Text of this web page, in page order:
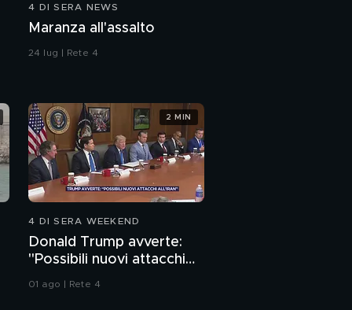
Le testimonianze dei
Tonno rosso alla salsa
di soia
L'oroscopo di Ada
4 DI SERA NEWS
Maranza all'assalto
24 lug | Rete 4
4 DI SERA WEEKEND
Donald Trump avverte:
"Possibili nuovi attacchi
all'Iran"
01 ago | Rete 4
2 MIN